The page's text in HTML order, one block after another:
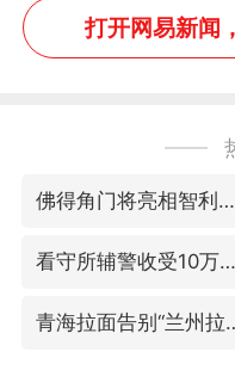
打开网易新闻
佛得角门将亮相智利俱乐部主场
看守所辅警收受10万获刑1年
青海拉